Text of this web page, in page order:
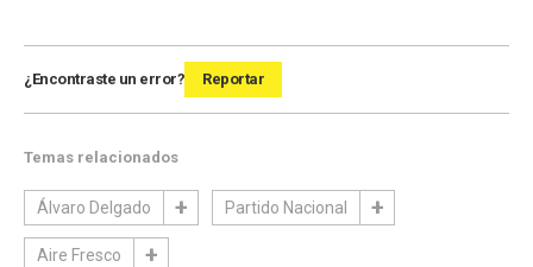
¿Encontraste un error? Reportar
Temas relacionados
Álvaro Delgado Partido Nacional
Aire Fresco